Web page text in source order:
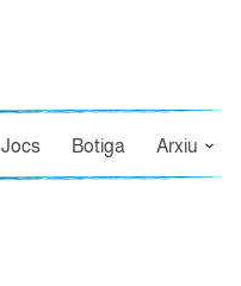
Jocs Botiga Arxiu